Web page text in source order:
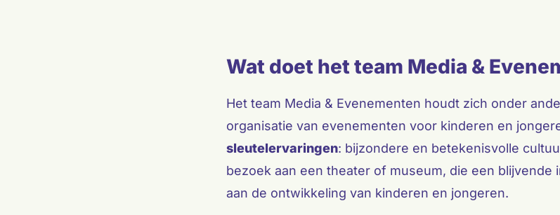
Wat doet het team Media &
Het team Media & Evenementen houdt zich onder
organisatie van evenementen voor kinderen en
sleutelervaringen: bijzondere en betekenisvolle
bezoek aan een theater of museum, die een blijvende
aan de ontwikkeling van kinderen en jongeren.